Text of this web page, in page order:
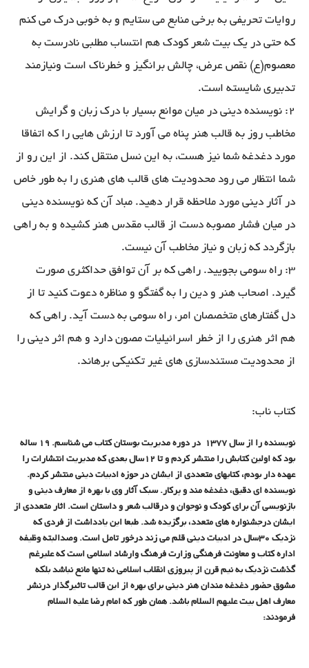
روایات تحریفی به برخی منابع می ستایم و به خوبی درک می کنم
که حتی در یک بیت شعر کودک هم انتساب مطلبی نادرست به
معصوم(ع) نقص عرض، چالش برانگیز و خطرناک است ونیازمند
تدبیری شایسته است.
2: نویسنده دینی در میان موانع بسیار با درک زبان و گرایش
مخاطب روز به قالب هنر پناه می آورد تا ارزش هایی را که اتفاقا
مورد دغدغه شما نیز هست، به این نسل منتقل کند. از این رو از
شما انتظار می رود محدودیت های قالب های هنری را به طور خاص
در آثار دینی مورد ملاحظه قرار دهید. مباد آن که نویسنده دینی
در میان فشار مصوبه دست از قالب مقدس هنر کشیده و به راهی
بازگردد که زبان و نیاز مخاطب آن نیست.
3: راه سومی بجویید. راهی که بر آن توافق حداکثری صورت
گیرد. اصحاب هنر و دین را به گفتگو و مناظره دعوت کنید تا از
دل گفتارهای متخصصان امر، راه سومی به دست آید. راهی که
هم اثر هنری را از خطر اسرائیلیات مصون دارد و هم اثر دینی را
از محدودیت مستندسازی های غیر تکنیکی برهاند.
کتاب ناب:
نویسنده را از سال 1377
در دوره مدیریت بوستان کتاب می شناسم. 19 ساله
بود که اولین کتابش را منتشر کردم و تا 12سال بعدی که مدیریت انتشارات را
عهده دار بودم، کتابهای متعددی از ایشان در حوزه ادبیات دینی منتشر کردم.
نویسنده ای دقیق، دغدغه مند و پرکار. سبک آثار وی با بهره از معارف دینی و
بازنویسی آن برای کودک و نوجوان و درقالب شعر و داستان است. اثار متعددی از
ایشان درجشنواره های متعدد، برگزیده شد. طبعا این یادداشت از فردی که
نزدیک 30سال در ادبیات دینی قلم می زند درخور تامل است. وصدالبته وظیفه
اداره کتاب و معاونت فرهنگی وزارت فرهنگ وارشاد اسلامی است که علیرغم
گذشت نزدیک به نیم قرن از پیروزی انقلاب اسلامی نه تنها مانع نباشد بلکه
مشوق حضور دغدغه مندان هنر دینی برای بهره از این قالب تاثیرگذار درنشر
معارف اهل بیت علیهم السلام باشد. همان طور که امام رضا علیه السلام
فرمودند: